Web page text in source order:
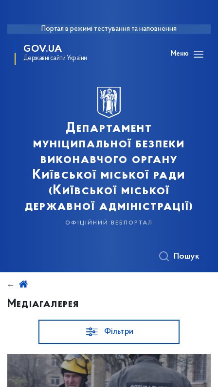
Портал в режимі тестування та наповнення
GOV.UA
Державні сайти України
Меню
Департамент
муніципальної безпеки
виконавчого органу
Київської міської ради
(Київської міської
державної адміністрації)
офіційний вебпортал
Пошук
Медіагалерея
Фільтри